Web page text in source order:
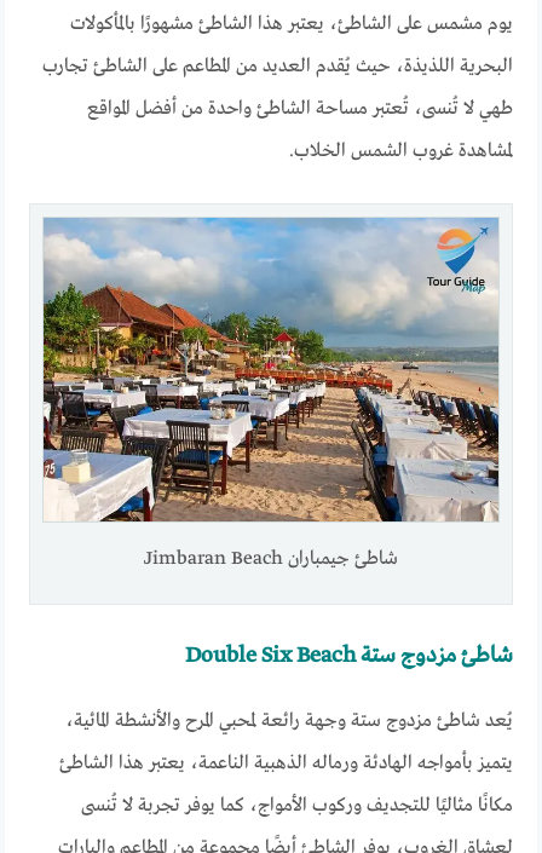
يوم مشمس على الشاطئ، يعتبر هذا الشاطئ مشهورًا بالمأكولات
البحرية اللذيذة، حيث يُقدم العديد من المطاعم على الشاطئ تجارب
طهي لا تُنسى، تُعتبر مساحة الشاطئ واحدة من أفضل المواقع
لمشاهدة غروب الشمس الخلاب.
شاطئ جيمباران‏ Jimbaran Beach
شاطئ مزدوج ستة Double Six Beach
يُعد شاطئ مزدوج ستة وجهة رائعة لمحبي المرح والأنشطة المائية،
يتميز بأمواجه الهادئة ورماله الذهبية الناعمة، يعتبر هذا الشاطئ
مكانًا مثاليًا للتجديف وركوب الأمواج، كما يوفر تجربة لا تُنسى